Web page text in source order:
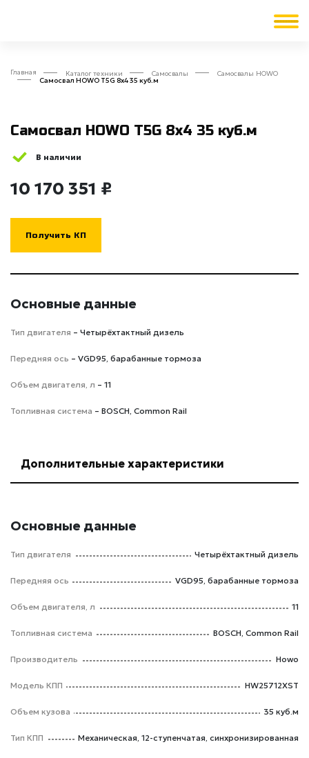
Главная Каталог техники Cамосвалы Самосвалы HOWO
Самосвал HOWO T5G 8x4 35 куб.м
Самосвал HOWO T5G 8x4 35 куб.м
В наличии
10 170 351 ₽
Получить КП
Основные данные
Тип двигателя – Четырёхтактный дизель
Передняя ось – VGD95, барабанные тормоза
Объем двигателя, л – 11
Топливная система – BOSCH, Common Rail
Дополнительные характеристики
Основные данные
Тип двигателя Четырёхтактный дизель
Передняя ось VGD95, барабанные тормоза
Объем двигателя, л 11
Топливная система BOSCH, Common Rail
Производитель Howo
Модель КПП HW25712XST
Объем кузова 35 куб.м
Тип КПП Механическая, 12-ступенчатая, синхронизированная